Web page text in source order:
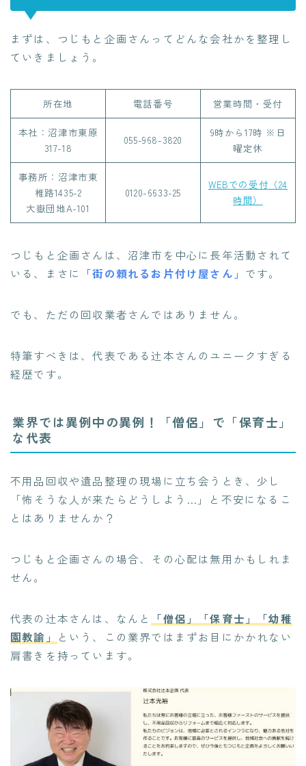
まずは、つじもと企画さんってどんな会社かを整理し
ていきましょう。
所在地 電話番号 営業時間・受付
本社：沼津市東原
317-18
055-968-3820
9時から17時 ※日
曜定休
事務所：沼津市東
椎路1435-2
大嶽団地A-101
0120-6633-25
WEBでの受付（24
時間）
つじもと企画さんは、沼津市を中心に長年活動されて
いる、まさに
「街の頼れるお片付け屋さん」 です。
でも、ただの回収業者さんではありません。
特筆すべきは、代表である辻本さんのユニークすぎる
経歴です。
業界では異例中の異例！「僧侶」で「保育士」
な代表
不用品回収や遺品整理の現場に立ち会うとき、少し
「怖そうな人が来たらどうしよう…」と不安になるこ
とはありませんか？
つじもと企画さんの場合、その心配は無用かもしれま
せん。
代表の辻本さんは、なんと
「僧侶」「保育士」「幼稚
園教諭」
という、この業界ではまずお目にかかれない
肩書きを持っています。